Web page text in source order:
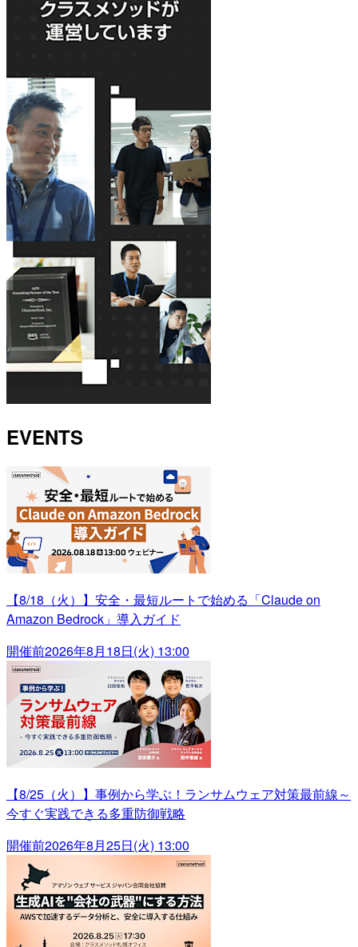
EVENTS
【8/18（火）】安全・最短ルートで始める「Claude on
Amazon Bedrock」導入ガイド
開催前2026年8月18日(火) 13:00
【8/25（火）】事例から学ぶ！ランサムウェア対策最前線～
今すぐ実践できる多重防御戦略
開催前2026年8月25日(火) 13:00